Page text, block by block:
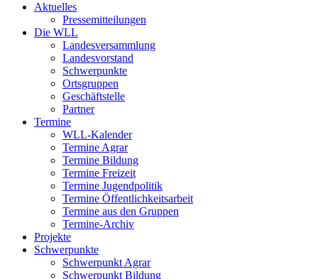
Aktuelles
Pressemitteilungen
Die WLL
Landesversammlung
Landesvorstand
Schwerpunkte
Ortsgruppen
Geschäftstelle
Partner
Termine
WLL-Kalender
Termine Agrar
Termine Bildung
Termine Freizeit
Termine Jugendpolitik
Termine Öffentlichkeitsarbeit
Termine aus den Gruppen
Termine-Archiv
Projekte
Schwerpunkte
Schwerpunkt Agrar
Schwerpunkt Bildung